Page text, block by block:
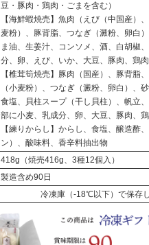
豆・豚肉・鶏肉・ごまを含む）
【海鮮蝦焼売】魚肉（えび（中国産）
麦粉）、豚背脂、つなぎ（澱粉、卵白
ま油、生姜汁、コンソメ、酒、白胡椒
分、卵、えび、いか、大豆、豚肉、鶏肉
【椎茸筍焼売】豚肉（国産）、豚背脂
（小麦粉）、つなぎ（澱粉、卵白）、
食塩、貝柱スープ（干し貝柱）、帆立
部に小麦、乳成分、卵、大豆、豚肉、鶏
【練りからし】からし、食塩、醸造酢
ン）、酸味料、香辛料抽出物
418g（焼売416g、3種12個入）
製造含め90日
冷凍庫（-18℃以下）で保存